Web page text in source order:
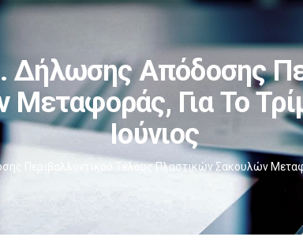
Απόδοσης
Για Το
Ιούνιος
Περιβαλλοντικού Τέλους Πλαστικών Σακουλών